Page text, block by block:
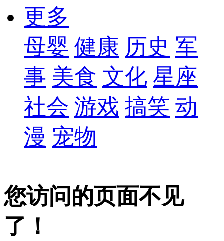
更多
母婴 健康 历史 军
事 美食 文化 星座
社会 游戏 搞笑 动
漫 宠物
您访问的页面不见
了！